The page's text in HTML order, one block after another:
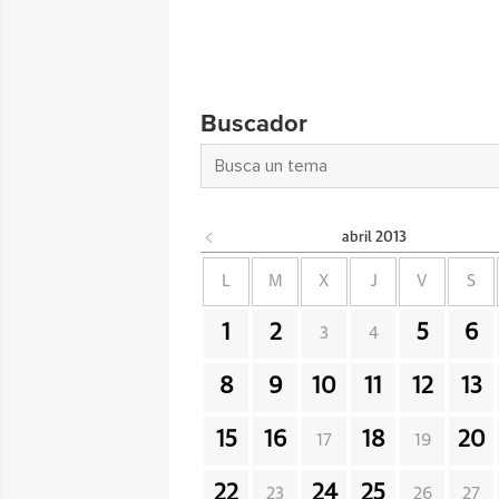
Buscador
abril 2013
L M X J V S
1 2 3 4 5 6
8 9 10 11 12 13
15 16 17 18 19 20
22 23 24 25 26 27